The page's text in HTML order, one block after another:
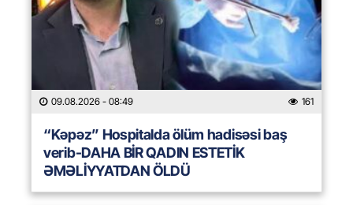
09.08.2026 - 08:49 161
“Kəpəz” Hospitalda ölüm hadisəsi baş
verib-DAHA BİR QADIN ESTETİK
ƏMƏLİYYATDAN ÖLDÜ